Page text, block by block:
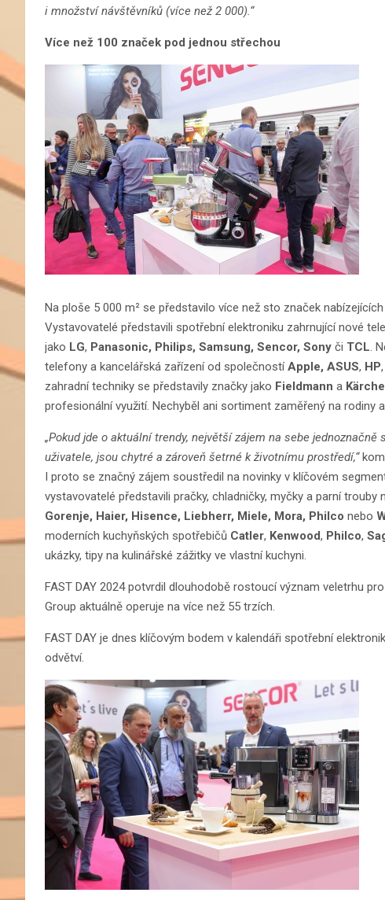
i množství návštěvníků (více než 2 000).“
Více než 100 značek pod jednou střechou
Na ploše 5 000 m² se představilo více než sto značek
Vystavovatelé představili spotřební elektroniku zahrnující nové
jako LG, Panasonic, Philips, Samsung, Sencor, Sony či TCL.
telefony a kancelářská zařízení od společnostíApple, ASUS, HP,
zahradní techniky se představily značky jako Fieldmann a
profesionální využití. Nechyběl ani sortiment zaměřený na rodiny
„Pokud jde o aktuální trendy, největší zájem na sebe
uživatele, jsou chytré a zároveň šetrné k životnímu prostředí,“
I proto se značný zájem soustředil na novinky v klíčovém
vystavovatelé představili pračky, chladničky, myčky a parní trouby
Gorenje, Haier, Hisence, Liebherr, Miele, Mora, Philco nebo
moderních kuchyňských spotřebičů Catler, Kenwood, Philco,
ukázky, tipy na kulinářské zážitky ve vlastní kuchyni.
FAST DAY 2024 potvrdil dlouhodobě rostoucí význam veletrhu
Group aktuálně operuje na více než 55 trzích.
FAST DAY je dnes klíčovým bodem v kalendáři spotřební
odvětví.